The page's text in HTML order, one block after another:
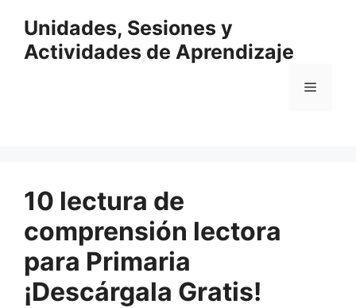
contenido
Unidades, Sesiones y
Actividades de Aprendizaje
Menú
10 lectura de
comprensión lectora
para Primaria
¡Descárgala Gratis!